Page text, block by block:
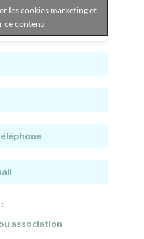
les cookies marketing et
ce contenu
association